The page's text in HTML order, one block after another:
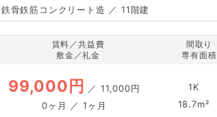
鉄骨鉄筋コンクリート造 ／ 11階建
賃料／共益費
敷金／礼金
間取り
専有面積
99,000円 ／11,000円
0ヶ月 ／ 1ヶ月
1K
18.7m²